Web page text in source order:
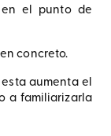
el punto de
concreto.
aumenta el
a familiarizarla